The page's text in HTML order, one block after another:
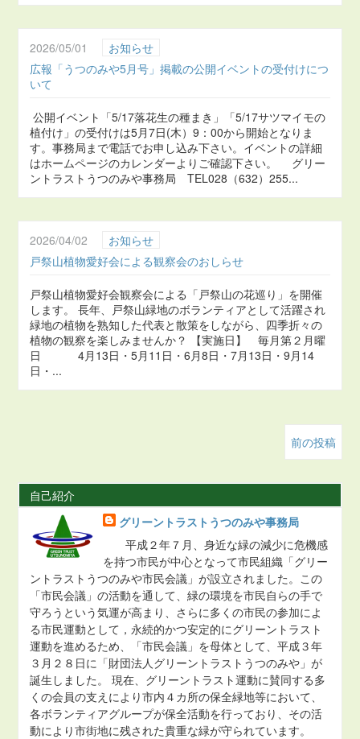
2026/05/01
お知らせ
広報「うつのみや5月号」掲載の公開イベントの受付けにつ
いて
公開イベント「5/17落花生の種まき」「5/17サツマイモの
植付け」の受付けは5月7日(木）9：00から開始となりま
す。事務局まで電話でお申し込み下さい。イベントの詳細
はホームページのカレンダーよりご確認下さい。 グリー
ントラストうつのみや事務局 TEL028（632）255...
2026/04/02
お知らせ
戸祭山植物愛好会による観察会のおしらせ
戸祭山植物愛好会観察会による「戸祭山の花巡り」を開催
します。 長年、戸祭山緑地のボランティアとして活躍され
緑地の植物を熟知した代表と散策をしながら、四季折々の
植物の観察を楽しみませんか？ 【実施日】 毎月第２月曜
日 4月13日・5月11日・6月8日・7月13日・9月14
日・...
前の投稿
自己紹介
グリーントラストうつのみや事務局
平成２年７月、身近な緑の減少に危機感
を持つ市民が中心となって市民組織「グリー
ントラストうつのみや市民会議」が設立されました。この
「市民会議」の活動を通して、緑の環境を市民自らの手で
守ろうという気運が高まり、さらに多くの市民の参加によ
る市民運動として，永続的かつ安定的にグリーントラスト
運動を進めるため、「市民会議」を母体として、平成３年
３月２８日に「財団法人グリーントラストうつのみや」が
誕生しました。 現在、グリーントラスト運動に賛同する多
くの会員の支えにより市内４カ所の保全緑地等において、
各ボランティアグループが保全活動を行っており、その活
動により市街地に残された貴重な緑が守られています。